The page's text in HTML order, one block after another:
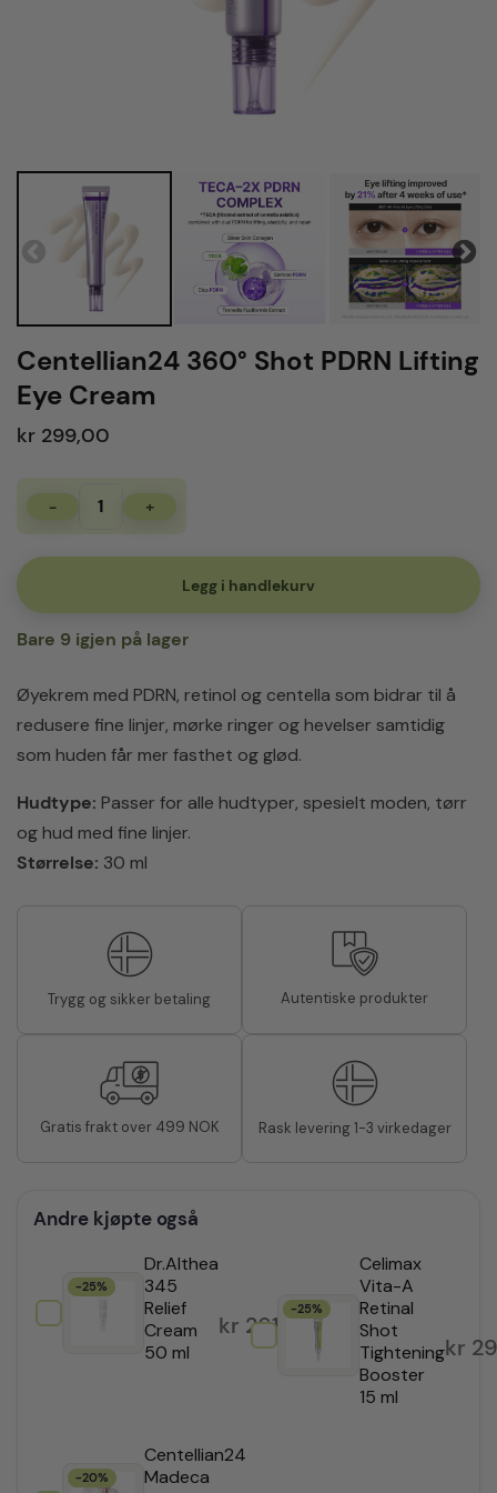
Centellian24 360° Shot PDRN Lifting
Eye Cream
kr 299,00
-
Centellian24
Shot
Eye
Cream
+
Legg i handlekurv
Bare 9 igjen på lager
Øyekrem med PDRN, retinol og centella som bidrar til å
redusere fine linjer, mørke ringer og hevelser samtidig
som huden får mer fasthet og glød.
Hudtype: Passer for alle hudtyper, spesielt moden, tørr
og hud med fine linjer.
Størrelse: 30 ml
Trygg og sikker betaling Autentiske produkter
Gratis frakt over 499 NOK Rask levering 1-3 virkedager
Andre kjøpte også
-25%
Dr.Althea
345
Relief
Cream
50 ml
kr 261,75
-25%
Celimax
Vita-A
Retinal
Shot
Tightening
Booster
15 ml
kr
-20%
Centellian24
Madeca